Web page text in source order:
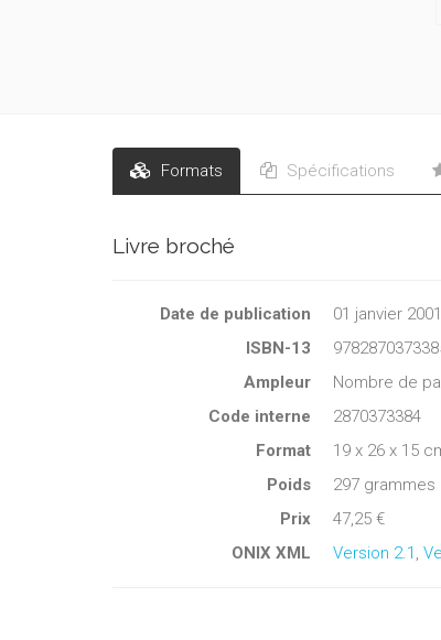
Formats Spécifications
Livre broché
Date de publication
01 janvier 2001
ISBN-13
Ampleur
Nombre de
Code interne
2870373384
Format
19 x 26 x 15
Poids
297 grammes
Prix
47,25 €
ONIX XML
Version 2.1